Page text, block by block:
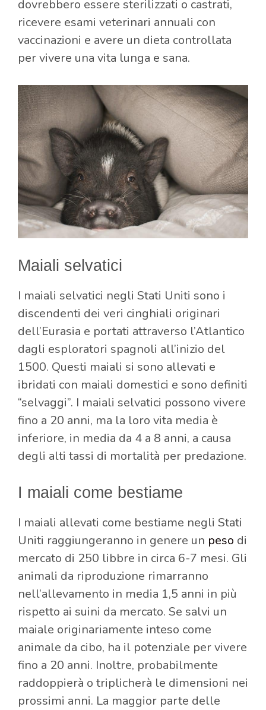
dovrebbero essere sterilizzati o castrati,
ricevere esami veterinari annuali con
vaccinazioni e avere un dieta controllata
per vivere una vita lunga e sana.
Maiali selvatici
I maiali selvatici negli Stati Uniti sono i
discendenti dei veri cinghiali originari
dell’Eurasia e portati attraverso l’Atlantico
dagli esploratori spagnoli all’inizio del
1500. Questi maiali si sono allevati e
ibridati con maiali domestici e sono definiti
“selvaggi”. I maiali selvatici possono vivere
fino a 20 anni, ma la loro vita media è
inferiore, in media da 4 a 8 anni, a causa
degli alti tassi di mortalità per predazione.
I maiali come bestiame
I maiali allevati come bestiame negli Stati
Uniti raggiungeranno in genere un peso di
mercato di 250 libbre in circa 6-7 mesi. Gli
animali da riproduzione rimarranno
nell’allevamento in media 1,5 anni in più
rispetto ai suini da mercato. Se salvi un
maiale originariamente inteso come
animale da cibo, ha il potenziale per vivere
fino a 20 anni. Inoltre, probabilmente
raddoppierà o triplicherà le dimensioni nei
prossimi anni. La maggior parte delle